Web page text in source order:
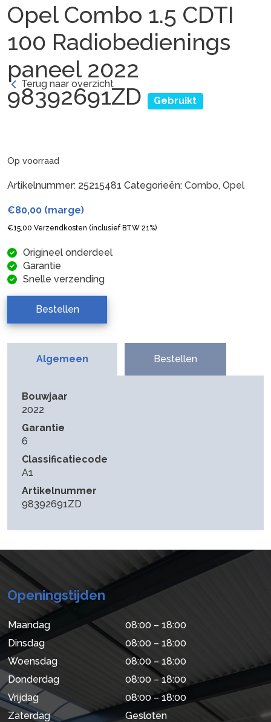
Opel Combo 1.5 CDTI
100 Radiobedienings
paneel 2022
98392691ZD
Gebruikt
Terug naar overzicht
Op voorraad
Artikelnummer: 25215481 Categorieën: Combo, Opel
€80,00 (marge)
€15,00 Verzendkosten (inclusief BTW 21%)
Origineel onderdeel
Garantie
Snelle verzending
Bestellen
Algemeen Bestellen
Bouwjaar
2022
Garantie
6
Classificatiecode
A1
Artikelnummer
98392691ZD
Openingstijden
Maandag
08:00 – 18:00
Dinsdag
08:00 – 18:00
Woensdag
08:00 – 18:00
Donderdag
08:00 – 18:00
Vrijdag
08:00 – 18:00
Zaterdag
Gesloten